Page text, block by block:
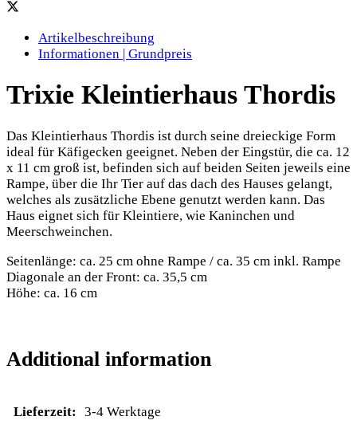
Artikelbeschreibung
Informationen | Grundpreis
Trixie Kleintierhaus Thordis
Das Kleintierhaus Thordis ist durch seine dreieckige Form
ideal für Käfigecken geeignet. Neben der Eingstür, die ca. 12
x 11 cm groß ist, befinden sich auf beiden Seiten jeweils eine
Rampe, über die Ihr Tier auf das dach des Hauses gelangt,
welches als zusätzliche Ebene genutzt werden kann. Das
Haus eignet sich für Kleintiere, wie Kaninchen und
Meerschweinchen.
Seitenlänge: ca. 25 cm ohne Rampe / ca. 35 cm inkl. Rampe
Diagonale an der Front: ca. 35,5 cm
Höhe: ca. 16 cm
Additional information
Lieferzeit: 3-4 Werktage